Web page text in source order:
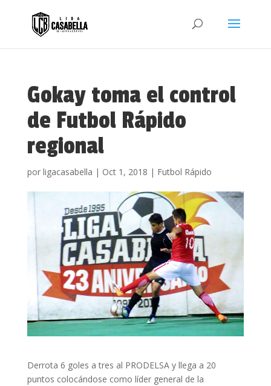
Gokay toma el control
de Futbol Rápido
regional
por ligacasabella | Oct 1, 2018 | Futbol Rápido
Derrota 6 goles a tres al PRODELSA y llega a 20
puntos colocándose como líder general de la